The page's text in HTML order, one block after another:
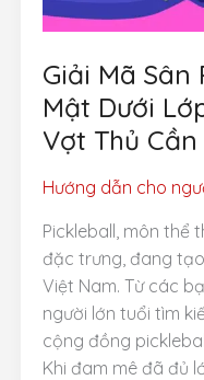
Giải Mã Sân
Mật Dưới
Vợt Thủ
Hướng dẫn cho
Pickleball, môn thể
đặc trưng, đang
Việt Nam. Từ các
người lớn tuổi tìm
cộng đồng
Khi đam mê đã đủ